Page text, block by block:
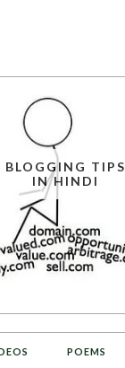
BLOGGING TIPS
IN HINDI
POEMS